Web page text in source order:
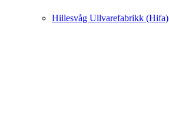
Hillesvåg Ullvarefabrikk (Hifa)